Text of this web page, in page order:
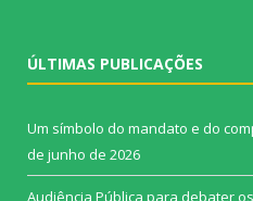
ÚLTIMAS PUBLICAÇÕES
Um símbolo do mandato e do
de junho de 2026
Audiência Pública para debater